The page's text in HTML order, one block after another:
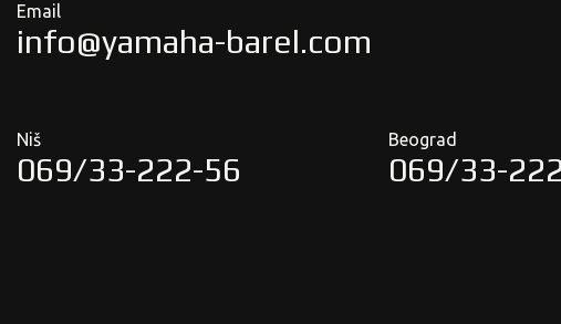
Email
info@yamaha-barel.com
Niš
069/33-222-56
Beograd
069/33-